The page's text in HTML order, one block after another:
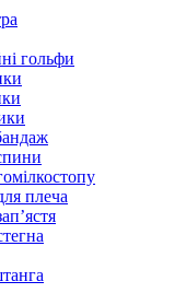
гольфи
плеча